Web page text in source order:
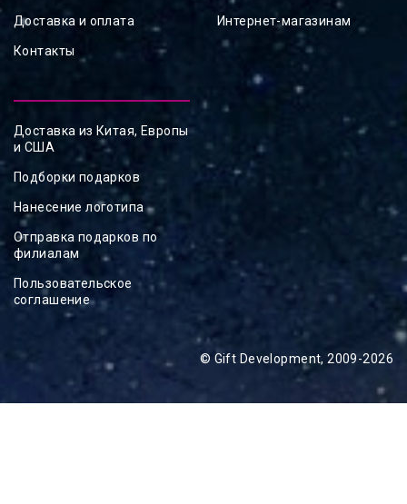
© Gift Development, 2009-2026
Доставка и оплата
Контакты
Интернет-магазинам
Доставка из Китая, Европы
и США
Подборки подарков
Нанесение логотипа
Отправка подарков по
филиалам
Пользовательское
соглашение